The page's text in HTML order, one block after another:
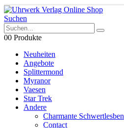
Suchen
00 Produkte
Neuheiten
Angebote
Splittermond
Myranor
Vaesen
Star Trek
Andere
Charmante Schwertlesben
Contact